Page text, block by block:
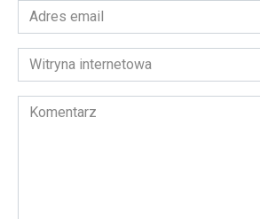
Adres
email
*Witryna
internetowa
Komentarz